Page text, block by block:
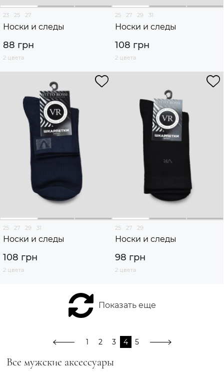
Все мужские аксессуары
23 25 27
Носки и следы
88 грн
2 цвета
25 27 29 31
Носки и следы
108 грн
2 цвета
25 27 29 31
Носки и следы
108 грн
2 цвета
25 27 29
Носки и следы
98 грн
2 цвета
Показать еще
1 2 3 4 5